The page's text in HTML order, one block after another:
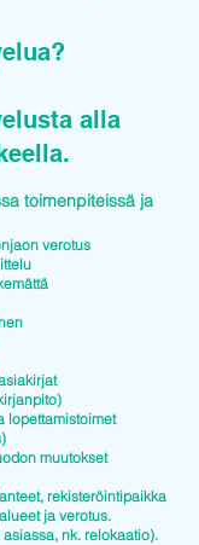
alla
toimenpiteissä ja
verotus
lopettamistoimet
muutokset
rekisteröintipaikka
ja verotus.
nk. relokaatio).